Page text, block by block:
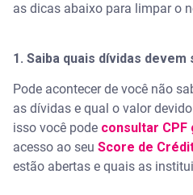
as dicas abaixo para limpar o
1. Saiba quais dívidas devem
Pode acontecer de você não
as dívidas e qual o valor
isso você pode consultar CPF
acesso ao seu Score de
estão abertas e quais as